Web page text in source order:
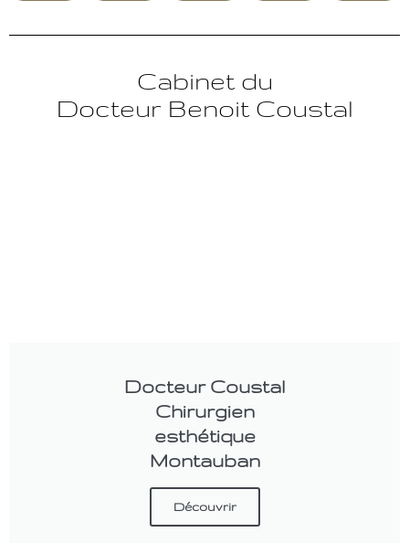
Cabinet du
Docteur Benoit Coustal
Docteur Coustal
Chirurgien
esthétique
Montauban
Découvrir